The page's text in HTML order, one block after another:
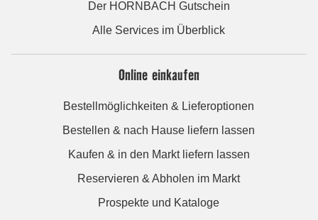
Der HORNBACH Gutschein
Alle Services im Überblick
Online einkaufen
Bestellmöglichkeiten & Lieferoptionen
Bestellen & nach Hause liefern lassen
Kaufen & in den Markt liefern lassen
Reservieren & Abholen im Markt
Prospekte und Kataloge